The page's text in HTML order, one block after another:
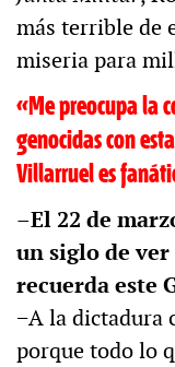
más terrible de
miseria para
«Me preocupa la
genocidas con
Villarruel es
–El 22 de
un siglo de ver
recuerda este
−A la dictadura
porque todo lo